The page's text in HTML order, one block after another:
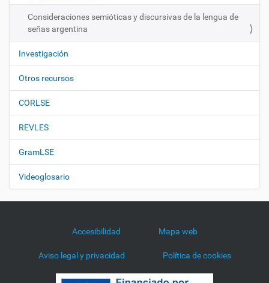
n
Consideraciones semióticas y discursivas de la lengua de
señas argentina
Investigación
Otros recursos
CORLSE
REVLES
GramLSE
Videoglosario
Accesibilidad Mapa web
Aviso legal y privacidad Política de cookies